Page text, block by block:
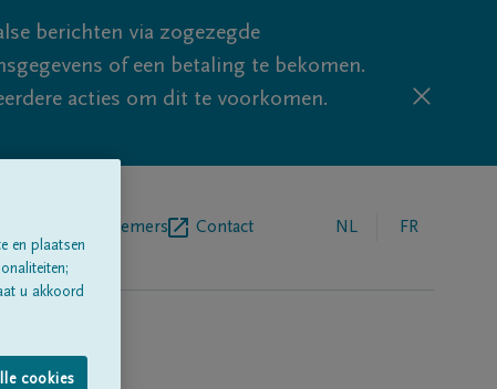
berichten via zogezegde
of een betaling te bekomen.
acties om dit te voorkomen.
Contact NL FR
en plaatsen
u akkoord
cookies